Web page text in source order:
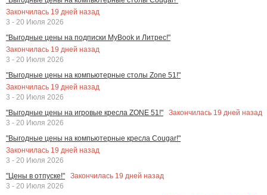
Закончилась 19 дней назад
3 - 20 Июля 2026
"Выгодные цены на подписки MyBook и Литрес!"
Закончилась 19 дней назад
3 - 20 Июля 2026
"Выгодные цены на компьютерные столы Zone 51!"
Закончилась 19 дней назад
3 - 20 Июля 2026
"Выгодные цены на игровые кресла ZONE 51!"
Закончилась 19 дней назад
3 - 20 Июля 2026
"Выгодные цены на компьютерные кресла Cougar!"
Закончилась 19 дней назад
3 - 20 Июля 2026
"Цены в отпуске!"
Закончилась 19 дней назад
3 - 20 Июля 2026